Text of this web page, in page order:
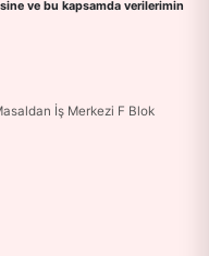
ve bu kapsamda verilerimin
İş Merkezi F Blok